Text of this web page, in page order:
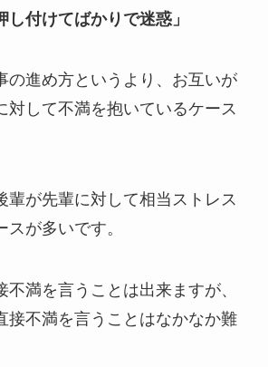
付けてばかりで迷惑」
の進め方というより、お互いが
対して不満を抱いているケース
輩が先輩に対して相当ストレス
が多いです。
不満を言うことは出来ますが、
接不満を言うことはなかなか難